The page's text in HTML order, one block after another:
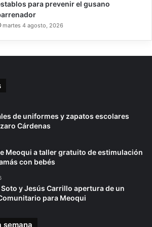
para prevenir el gusano
martes 4 agosto, 2026
de uniformes y zapatos escolares
Cárdenas
Meoqui a taller gratuito de estimulación
con bebés
y Jesús Carrillo apertura de un
para Meoqui
semana